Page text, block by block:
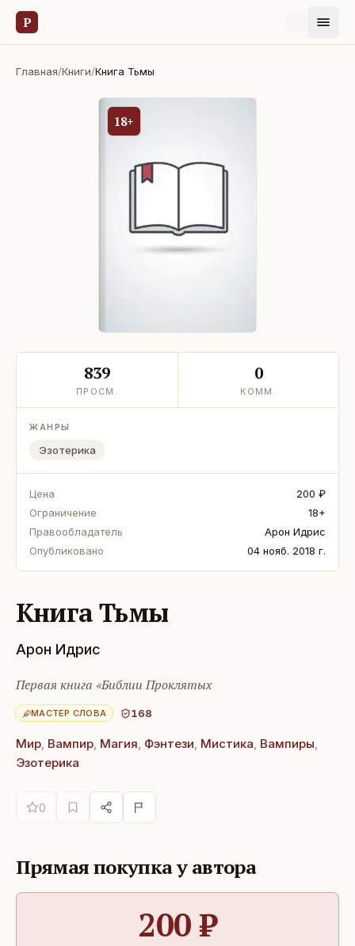
Р
Главная/Книги/Книга Тьмы
18+
839
ПРОСМ.
0
КОММ.
ЖАНРЫ
Эзотерика
Цена
200 ₽
Ограничение
18+
Правообладатель
Арон Идрис
Опубликовано
04 нояб. 2018 г.
Книга Тьмы
Арон Идрис
Первая книга «Библии Проклятых
МАСТЕР СЛОВА 168
Мир, Вампир, Магия, Фэнтези, Мистика, Вампиры,
Эзотерика
0
Прямая покупка у автора
200₽